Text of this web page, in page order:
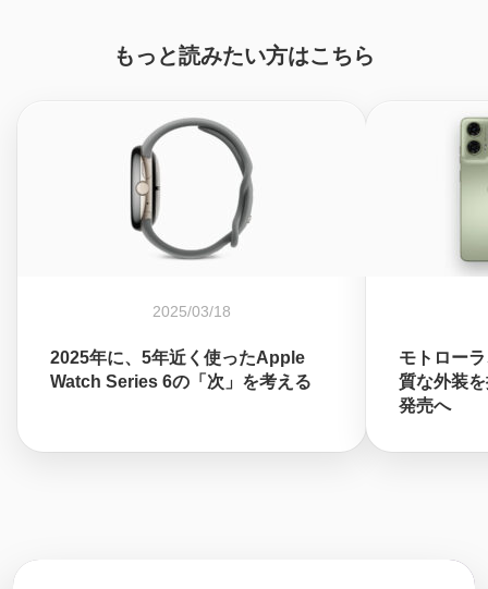
もっと読みたい方はこちら
2025/03/18
2025年に、5年近く使ったApple
Watch Series 6の「次」を考える
モトロー
質な外装
発売へ